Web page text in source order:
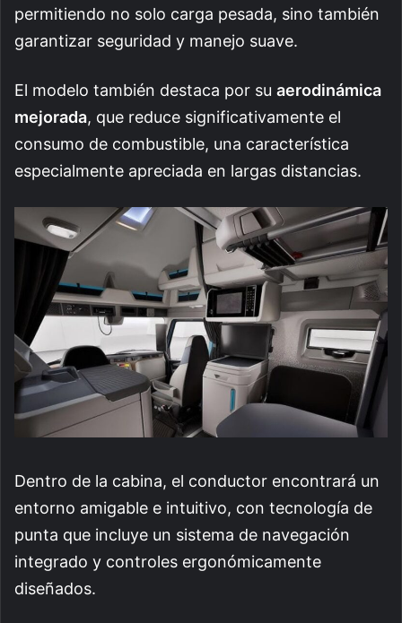
permitiendo no solo carga pesada, sino también
garantizar seguridad y manejo suave.
El modelo también destaca por su aerodinámica
mejorada, que reduce significativamente el
consumo de combustible, una característica
especialmente apreciada en largas distancias.
Dentro de la cabina, el conductor encontrará un
entorno amigable e intuitivo, con tecnología de
punta que incluye un sistema de navegación
integrado y controles ergonómicamente
diseñados.